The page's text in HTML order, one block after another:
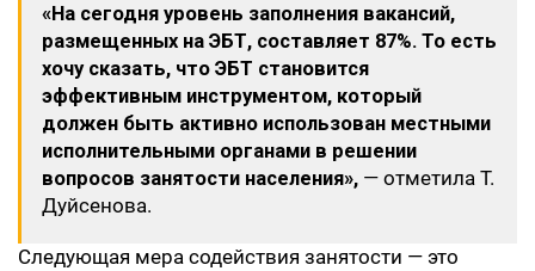
«На сегодня уровень заполнения вакансий,
размещенных на ЭБТ, составляет 87%. То есть
хочу сказать, что ЭБТ становится
эффективным инструментом, который
должен быть активно использован местными
исполнительными органами в решении
вопросов занятости населения», — отметила Т.
Дуйсенова.
Следующая мера содействия занятости — это